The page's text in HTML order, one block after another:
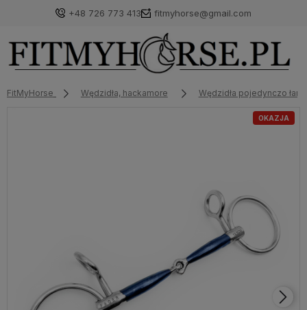
+48 726 773 413 fitmyhorse@gmail.com
FitMyHorse Wędzidła, hackamore Wędzidła pojedynczo
OKAZJA